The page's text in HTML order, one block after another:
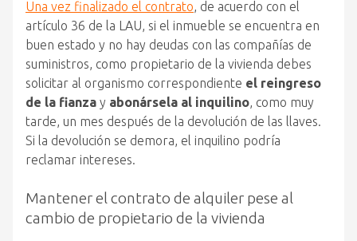
Una vez finalizado el contrato, de acuerdo con el
artículo 36 de la LAU, si el inmueble se encuentra en
buen estado y no hay deudas con las compañías de
suministros, como propietario de la vivienda debes
solicitar al organismo correspondiente el reingreso
de la fianza y abonársela al inquilino, como muy
tarde, un mes después de la devolución de las llaves.
Si la devolución se demora, el inquilino podría
reclamar intereses.
Mantener el contrato de alquiler pese al
cambio de propietario de la vivienda